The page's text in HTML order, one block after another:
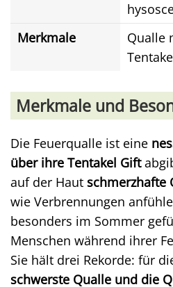
Merkmale
Qualle
Merkmale und
Die Feuerqualle ist eine
über ihre Tentakel Gift
auf der Haut schmerzhafte
wie Verbrennungen
besonders im Sommer
Menschen während ihrer
Sie hält drei Rekorde: für
schwerste Qualle und die